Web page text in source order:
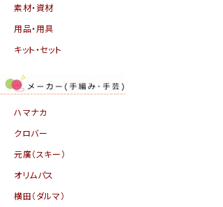
素材・資材
用品・用具
キット・セット
ハマナカ
クロバー
元廣（スキー）
オリムパス
横田（ダルマ）